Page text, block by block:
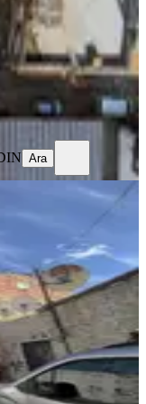
Ara
Kentsel
İmarlı Arsa
+1·158.000/m²
·